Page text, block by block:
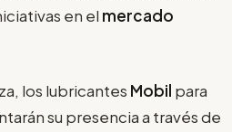
en el mercado
los lubricantes Mobil para
su presencia a través de